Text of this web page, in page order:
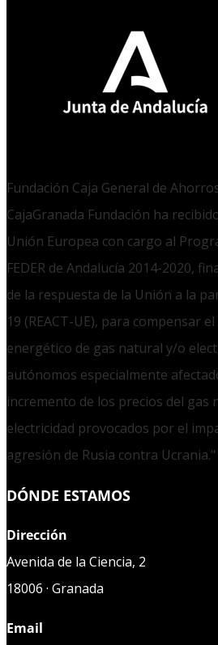
Fundación Caja General de
CajaGranada Fundación ha
Unión Europea con cargo al
FEDER de Andalucía 2014-2020,
de la respuesta de la Unión a la
19 (REACT-UE), para compensar
energético de gas natural y/o
autónomos especialmente
incremento de los precios del gas
electricidad provocados por el
agresión de Rusia contra Ucrania."
DÓNDE ESTAMOS
Dirección
Avenida de la Ciencia, 2
18006 · Granada
Email